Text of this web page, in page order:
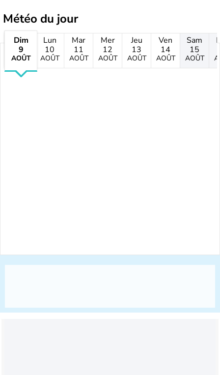
Météo du jour
Dim
9
AOÛT
Lun
10
AOÛT
Mar
11
AOÛT
Mer
12
AOÛT
Jeu
13
AOÛT
Ven
14
AOÛT
Sam
15
AOÛT